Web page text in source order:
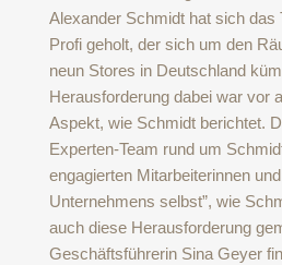
Alexander Schmidt hat sich das
Profi geholt, der sich um den
neun Stores in Deutschland
Herausforderung dabei war vor
Aspekt, wie Schmidt berichtet.
Experten-Team rund um
engagierten Mitarbeiterinnen
Unternehmens selbst”, wie
auch diese Herausforderung
Geschäftsführerin Sina Geyer